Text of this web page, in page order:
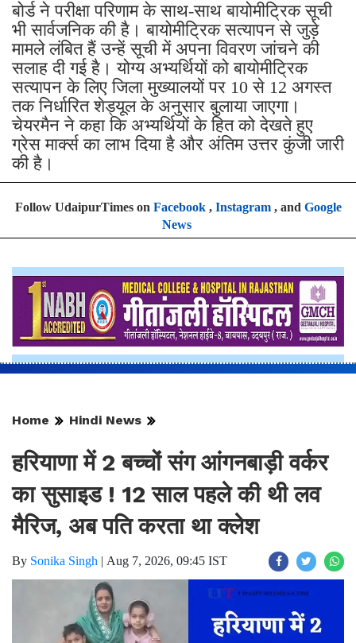
बोर्ड ने परीक्षा परिणाम के साथ-साथ बायोमीट्रिक सूची
भी सार्वजनिक की है। बायोमीट्रिक सत्यापन से जुड़े
मामले लंबित हैं उन्हें सूची में अपना विवरण जांचने की
सलाह दी गई है। योग्य अभ्यर्थियों को बायोमीट्रिक
सत्यापन के लिए जिला मुख्यालयों पर 10 से 12 अगस्त
तक निर्धारित शेड्यूल के अनुसार बुलाया जाएगा।
चेयरमैन ने कहा कि अभ्यर्थियों के हित को देखते हुए
ग्रेस मार्क्स का लाभ दिया है और अंतिम उत्तर कुंजी जारी
की है।
Follow UdaipurTimes on Facebook, Instagram, and Google
News
Home Hindi News
हरियाणा में 2 बच्चों संग आंगनबाड़ी वर्कर
का सुसाइड ! 12 साल पहले की थी लव
मैरिज, अब पति करता था क्लेश
By Sonika Singh | Aug 7, 2026, 09:45 IST